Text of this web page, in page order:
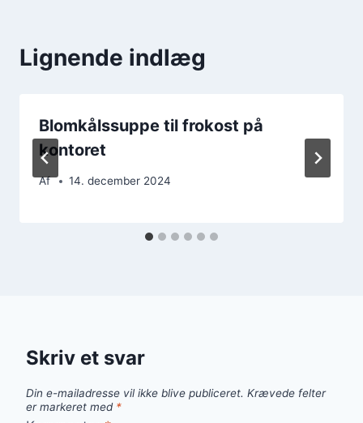
Lignende indlæg
Blomkålssuppe til frokost på
kontoret
Af 14. december 2024
Skriv et svar
Din e-mailadresse vil ikke blive publiceret. Krævede felter
er markeret med *